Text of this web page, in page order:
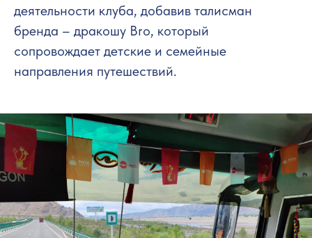
деятельности клуба, добавив талисман
бренда – дракошу Bro, который
сопровождает детские и семейные
направления путешествий.